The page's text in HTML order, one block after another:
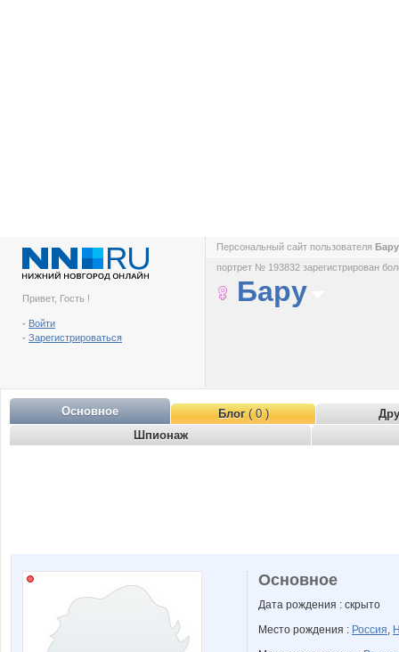
Привет, Гость !
- Войти
- Зарегистрироваться
Персональный сайт пользователя
портрет № 193832 зарегистрирован
Бару
Основное Блог( 0 )
Шпионаж
Основное
Дата рождения : скрыто
Место рождения : Россия,